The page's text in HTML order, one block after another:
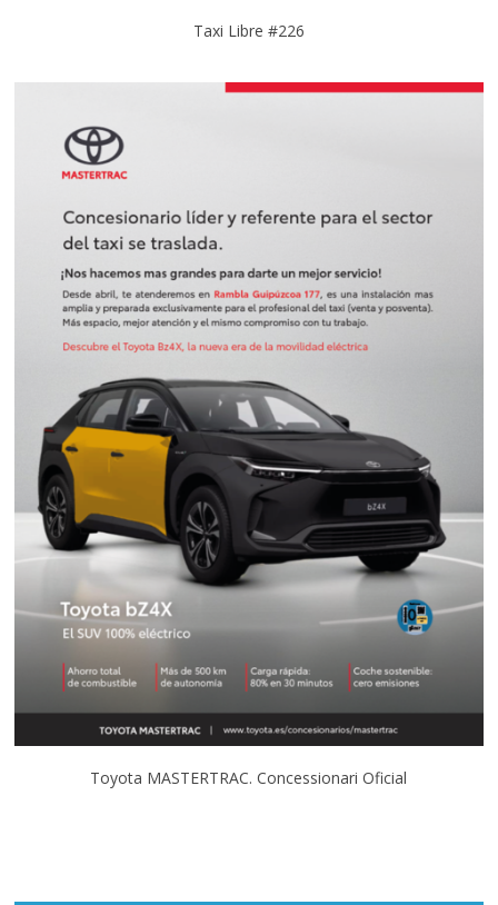
Taxi Libre #226
Toyota MASTERTRAC. Concessionari Oficial